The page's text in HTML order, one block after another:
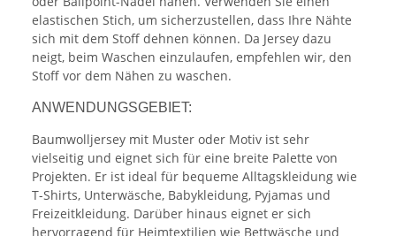
elastischen Stich, um sicherzustellen, dass Ihre Nähte
sich mit dem Stoff dehnen können. Da Jersey dazu
neigt, beim Waschen einzulaufen, empfehlen wir, den
Stoff vor dem Nähen zu waschen.
ANWENDUNGSGEBIET:
Baumwolljersey mit Muster oder Motiv ist sehr
vielseitig und eignet sich für eine breite Palette von
Projekten. Er ist ideal für bequeme Alltagskleidung wie
T-Shirts, Unterwäsche, Babykleidung, Pyjamas und
Freizeitkleidung. Darüber hinaus eignet er sich
hervorragend für Heimtextilien wie Bettwäsche und